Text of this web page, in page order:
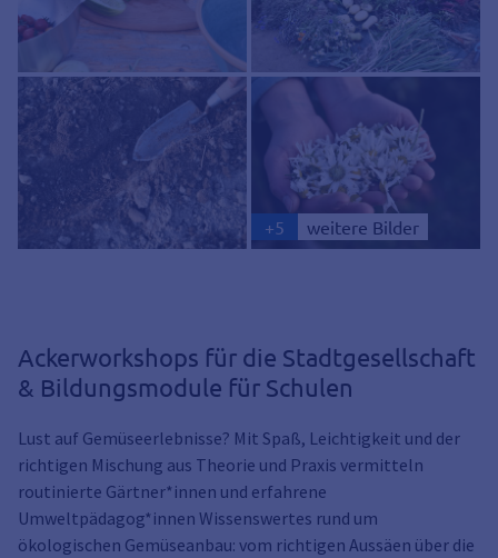
+5 weitere Bilder
Ackerworkshops für die Stadtgesellschaft
& Bildungsmodule für Schulen
Lust auf Gemüseerlebnisse? Mit Spaß, Leichtigkeit und der
richtigen Mischung aus Theorie und Praxis vermitteln
routinierte Gärtner*innen und erfahrene
Umweltpädagog*innen Wissenswertes rund um
ökologischen Gemüseanbau: vom richtigen Aussäen über die